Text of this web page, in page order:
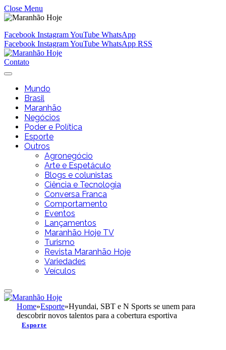
Close Menu
Facebook InstagramYouTube WhatsApp
Facebook InstagramYouTube WhatsApp RSS
Contato
Mundo
Brasil
Maranhão
Negócios
Poder e Política
Esporte
Outros
Agronegócio
Arte e Espetáculo
Blogs e colunistas
Ciência e Tecnologia
Conversa Franca
Comportamento
Eventos
Lançamentos
Maranhão Hoje TV
Turismo
Revista Maranhão Hoje
Variedades
Veículos
Home»Esporte»Hyundai, SBT e N Sports se unem para
descobrir novos talentos para a cobertura esportiva
Esporte